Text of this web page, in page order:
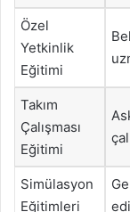
Özel
Yetkinlik
Eğitimi
Takım
Çalışması
Eğitimi
Simülasyon
Eğitimleri